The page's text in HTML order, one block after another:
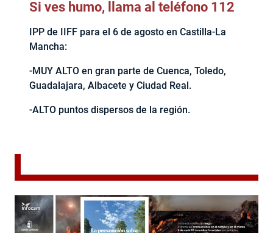
Si ves humo, llama al teléfono 112
IPP de IIFF para el 6 de agosto en Castilla-La
Mancha:
-MUY ALTO en gran parte de Cuenca, Toledo,
Guadalajara, Albacete y Ciudad Real.
-ALTO puntos dispersos de la región.